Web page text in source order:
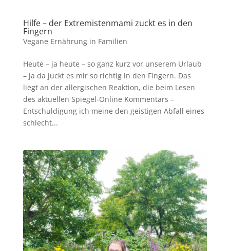
Hilfe – der Extremistenmami zuckt es in den
Fingern
Vegane Ernährung in Familien
Heute – ja heute – so ganz kurz vor unserem Urlaub
– ja da juckt es mir so richtig in den Fingern. Das
liegt an der allergischen Reaktion, die beim Lesen
des aktuellen Spiegel-Online Kommentars –
Entschuldigung ich meine den geistigen Abfall eines
schlecht...